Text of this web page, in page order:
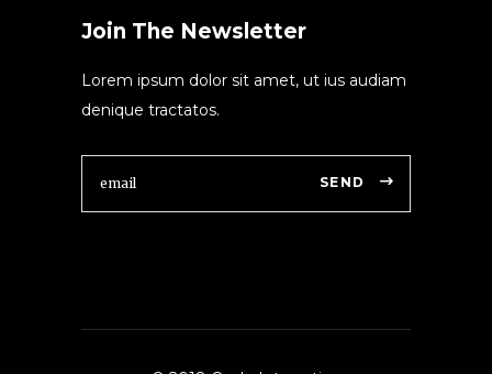
Join The Newsletter
Lorem ipsum dolor sit amet, ut ius audiam
denique tractatos.
SEND